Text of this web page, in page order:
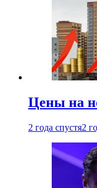
Цены на
2 года спустя2